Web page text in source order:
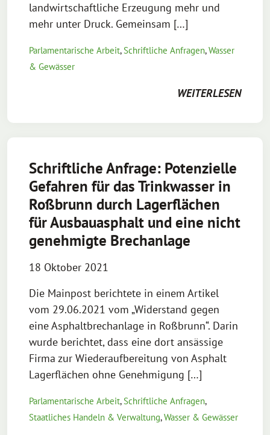
landwirtschaftliche Erzeugung mehr und
mehr unter Druck. Gemeinsam […]
Parlamentarische Arbeit,Schriftliche Anfragen,Wasser
& Gewässer
WEITERLESEN
Schriftliche Anfrage: Potenzielle
Gefahren für das Trinkwasser in
Roßbrunn durch Lagerflächen
für Ausbauasphalt und eine nicht
genehmigte Brechanlage
18 Oktober 2021
Die Mainpost berichtete in einem Artikel
vom 29.06.2021 vom „Widerstand gegen
eine Asphaltbrechanlage in Roßbrunn“. Darin
wurde berichtet, dass eine dort ansässige
Firma zur Wiederaufbereitung von Asphalt
Lagerflächen ohne Genehmigung […]
Parlamentarische Arbeit,Schriftliche Anfragen,
Staatliches Handeln & Verwaltung,Wasser & Gewässer